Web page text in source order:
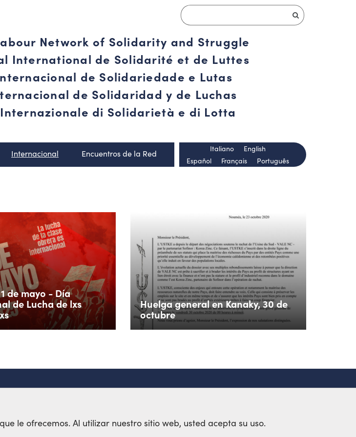
Network of Solidarity and Struggle
International de Solidarité et de Luttes
de Solidariedade e Lutas
de Solidaridad y de Luchas
di Solidarietà e di Lotta
Internacional Encuentros de la Red
Español Français Português
Italiano English
de mayo - Día
de Lucha de lxs
Huelga general en Kanaky, 30 de
octubre
le ofrecemos. Al utilizar nuestro sitio web, usted acepta su uso.